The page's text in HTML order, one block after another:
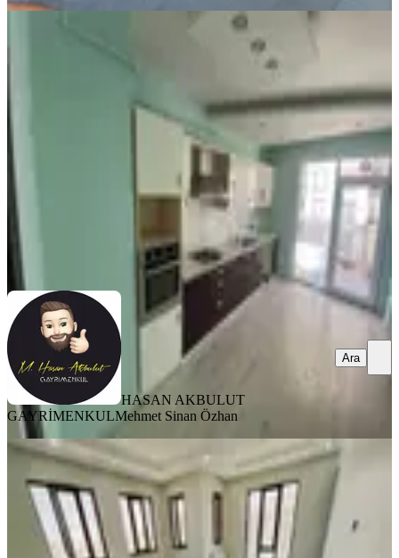
Özhan'dan Yakınca'da 3+1 Ultra Lüx
Yeşilyurt, Yakınca Mahallesi
160 m² · 6. Kat·03.08.2026
HASAN AKBULUT GAYRİMENKULMehmet Sinan Özhan
HASAN AKBULUT
GAYRİMENKULMehmet Sinan Özhan
Ara
BALKONLU
Kıvanç Gayrimenkul'den Fahri
Kayahanda Kiralık 3+1 Daire
Yeşilyurt, Turgut Özal Mahallesi
3+1·175 m²· 6. Kat 06.08.2026